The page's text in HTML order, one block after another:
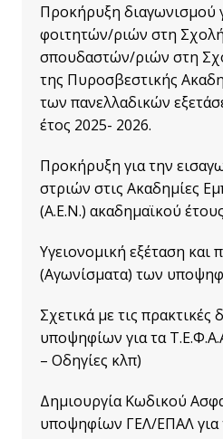
Προκήρυξη διαγωνισμού
φοιτητών/ριών στη
σπουδαστών/ριών στη
της Πυροσβεστικής
των πανελλαδικών
έτος 2025- 2026.
Προκήρυξη για την
στριών στις Ακαδημίες
(Α.Ε.Ν.) ακαδημαϊκού
Υγειονομική εξέταση και
(Αγωνίσματα) των
Σχετικά με τις πρακτικές
υποψηφίων για τα
– Οδηγίες κλπ)
Δημιουργία Κωδικού
υποψηφίων ΓΕΛ/ΕΠΑΛ για